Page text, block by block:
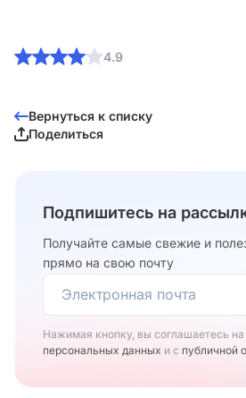
4.9
Вернуться к списку
Поделиться
Подпишитесь на
Получайте самые свежие и
прямо на свою почту
Нажимая кнопку, вы соглашаетесь на
персональных данных и с публичной